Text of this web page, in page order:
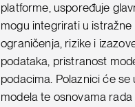
platforme, uspoređuje
mogu integrirati u
ograničenja, rizike i
podataka, pristranost
podacima. Polaznici će
modela te osnovama